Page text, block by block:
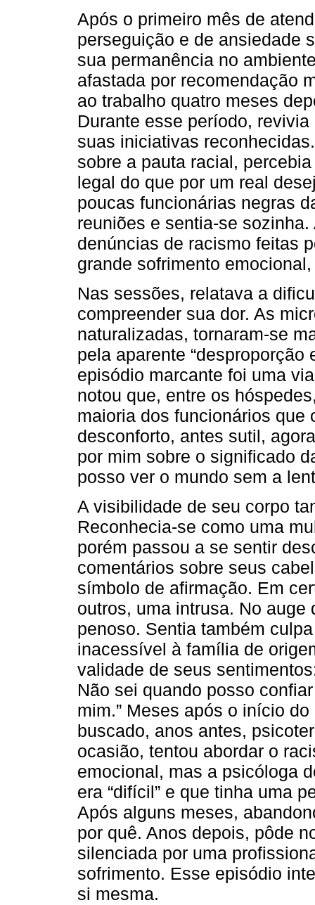
Após o primeiro mês de
perseguição e de ansiedade
sua permanência no
afastada por recomendação
ao trabalho quatro meses
Durante esse período,
suas iniciativas
sobre a pauta racial,
legal do que por um real
poucas funcionárias negras
reuniões e sentia-se
denúncias de racismo feitas
grande sofrimento
Nas sessões, relatava a
compreender sua dor. As
naturalizadas, tornaram-se
pela aparente “desproporção
episódio marcante foi uma
notou que, entre os
maioria dos funcionários que
desconforto, antes sutil,
por mim sobre o significado
posso ver o mundo sem a
A visibilidade de seu corpo
Reconhecia-se como uma
porém passou a se sentir
comentários sobre seus
símbolo de afirmação. Em
outros, uma intrusa. No
penoso. Sentia também
inacessível à família de
validade de seus
Não sei quando posso
mim.” Meses após o início
buscado, anos antes,
ocasião, tentou abordar o
emocional, mas a psicóloga
era “difícil” e que tinha uma
Após alguns meses,
por quê. Anos depois, pôde
silenciada por uma
sofrimento. Esse episódio
si mesma.